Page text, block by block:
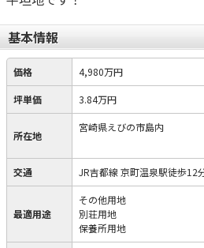
基本情報
価格 4,980万円
坪単価 3.84万円
所在地
宮崎県えびの市島内
交通 JR吉都線 京町温泉駅徒歩12
最適用途
その他用地
別荘用地
保養所用地